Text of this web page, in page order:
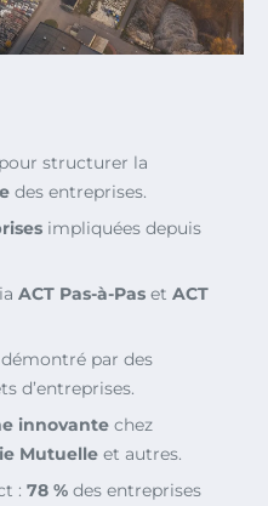
structurer la
des entreprises.
impliquées depuis
ACT Pas-à-Pas et ACT
par des
d’entreprises.
innovante chez
Mutuelle et autres.
: 78 % des entreprises